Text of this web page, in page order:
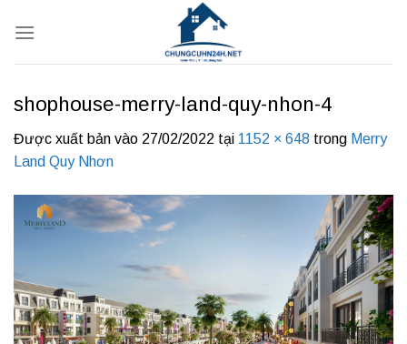
qua
shophouse-merry-land-quy-nhon-4
Được xuất bản vào 27/02/2022 tại 1152 × 648 trong Merry
Land Quy Nhơn